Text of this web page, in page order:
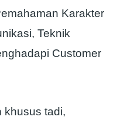
Karakter
Teknik
Customer
khusus tadi,